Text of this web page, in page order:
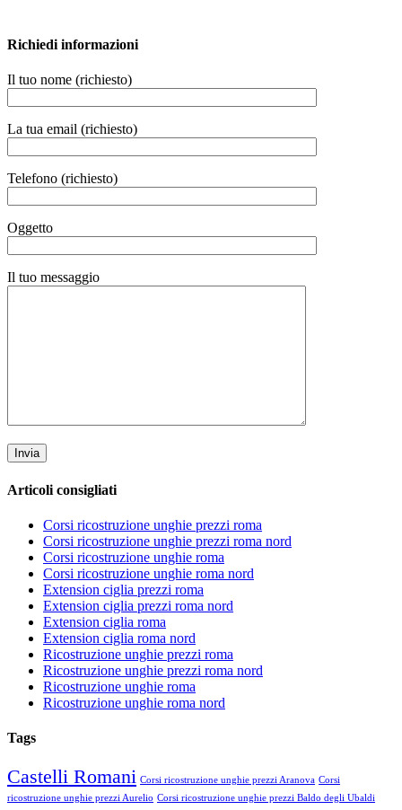
Richiedi informazioni
Il tuo nome (richiesto)
La tua email (richiesto)
Telefono (richiesto)
Oggetto
Il tuo messaggio
Articoli consigliati
Corsi ricostruzione unghie prezzi roma
Corsi ricostruzione unghie prezzi roma nord
Corsi ricostruzione unghie roma
Corsi ricostruzione unghie roma nord
Extension ciglia prezzi roma
Extension ciglia prezzi roma nord
Extension ciglia roma
Extension ciglia roma nord
Ricostruzione unghie prezzi roma
Ricostruzione unghie prezzi roma nord
Ricostruzione unghie roma
Ricostruzione unghie roma nord
Tags
Castelli Romani Corsi ricostruzione unghie prezzi Aranova Corsi
ricostruzione unghie prezzi Aurelio Corsi ricostruzione unghie prezzi Baldo degli Ubaldi